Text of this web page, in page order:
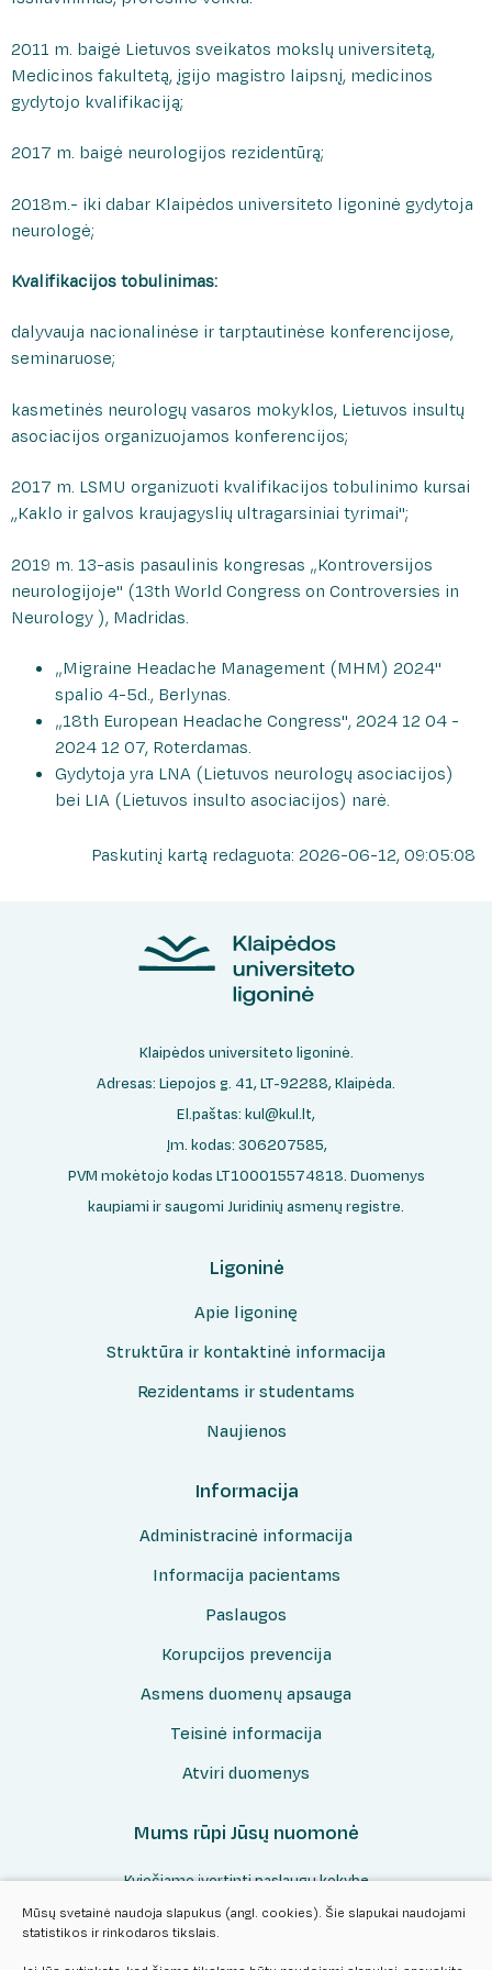
Neurochirurgijos klinika
Neurologijos klinika
Ortopedijos traumatologijos klinika
Slaugos ir palaikomojo gydymo klinika
Skubiosios medicinos pagalbos klinika
Vidaus ligų klinika
Ambulatorinių paslaugų centras
Laboratorinės medicinos ir kraujo banko centras
Medicininės genetikos centras
Klaipėdos regiono mirusio suaugusio žmogaus
audinių ir organų donorystės paslaugų
koordinavimo centras
Medicininės reabilitacijos paslaugas teikiančios
įstaigos
Vidaus tvarkos taisyklės
Pacientų lankymo tvarka
Skundų nagrinėjimo tvarka
Informacija telefonu
Paciento atmintinė
Pacientų apklausa
Rašykite padėką/atsiliepimą
2011 m. baigė Lietuvos sveikatos mokslų universitetą,
Medicinos fakultetą, įgijo magistro laipsnį, medicinos
gydytojo kvalifikaciją;
2017 m. baigė neurologijos rezidentūrą;
2018m.- iki dabar Klaipėdos universiteto ligoninė gydytoja
neurologė;
Kvalifikacijos tobulinimas:
dalyvauja nacionalinėse ir tarptautinėse konferencijose,
seminaruose;
kasmetinės neurologų vasaros mokyklos, Lietuvos insultų
asociacijos organizuojamos konferencijos;
2017 m. LSMU organizuoti kvalifikacijos tobulinimo kursai
,,Kaklo ir galvos kraujagyslių ultragarsiniai tyrimai";
2019 m. 13-asis pasaulinis kongresas „Kontroversijos
neurologijoje" (13th World Congress on Controversies in
Neurology ), Madridas.
„Migraine Headache Management (MHM) 2024"
spalio 4-5d., Berlynas.
„18th European Headache Congress", 2024 12 04 -
2024 12 07, Roterdamas.
Gydytoja yra LNA (Lietuvos neurologų asociacijos)
bei LIA (Lietuvos insulto asociacijos) narė.
Paskutinį kartą redaguota: 2026-06-12, 09:05:08
Klaipėdos universiteto ligoninė.
Adresas: Liepojos g. 41, LT-92288, Klaipėda.
El.paštas: kul@kul.lt,
Įm. kodas: 306207585,
PVM mokėtojo kodas LT100015574818. Duomenys
kaupiami ir saugomi Juridinių asmenų registre.
Ligoninė
Apie ligoninę
Struktūra ir kontaktinė informacija
Rezidentams ir studentams
Naujienos
Informacija
Administracinė informacija
Informacija pacientams
Paslaugos
Korupcijos prevencija
Asmens duomenų apsauga
Teisinė informacija
Atviri duomenys
Mums rūpi Jūsų nuomonė
Kviečiame įvertinti paslaugų kokybę
Vertinti
Mūsų svetainė naudoja slapukus (angl. cookies). Šie slapukai naudojami
statistikos ir rinkodaros tikslais.